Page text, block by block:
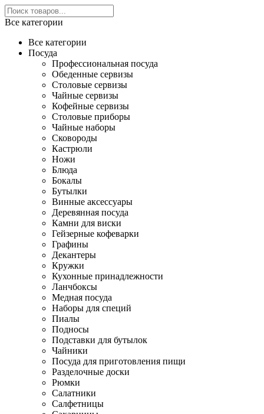
Все категории
Все категории
Посуда
Профессиональная посуда
Обеденные сервизы
Столовые сервизы
Чайные сервизы
Кофейные сервизы
Столовые приборы
Чайные наборы
Сковороды
Кастрюли
Ножи
Блюда
Бокалы
Бутылки
Винные аксессуары
Деревянная посуда
Камни для виски
Гейзерные кофеварки
Графины
Декантеры
Кружки
Кухонные принадлежности
Ланчбоксы
Медная посуда
Наборы для специй
Пиалы
Подносы
Подставки для бутылок
Чайники
Посуда для приготовления пищи
Разделочные доски
Рюмки
Салатники
Салфетницы